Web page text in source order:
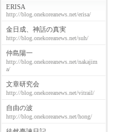
ERISA
http://blog.onekoreanews.net/erisa/
金日成、神話の真実
http://blog.onekoreanews.net/suh/
仲島陽一
http://blog.onekoreanews.net/nakajim
a/
文章研究会
http://blog.onekoreanews.net/vitrail/
自由の波
http://blog.onekoreanews.net/hong/